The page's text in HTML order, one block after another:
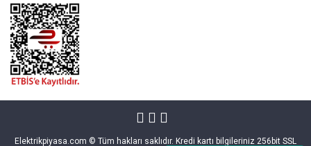
Elektrikpiyasa.com © Tüm hakları saklıdır. Kredi kartı bilgileriniz 256bit SSL